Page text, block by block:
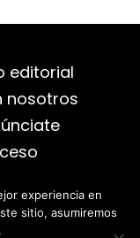
editorial
nosotros
experiencia en
sitio, asumiremos